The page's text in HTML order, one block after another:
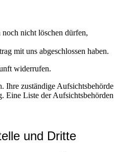
nicht löschen dürfen,
mit uns abgeschlossen haben.
widerrufen.
Ihre zuständige Aufsichtsbehörde
Eine Liste der Aufsichtsbehörden
und Dritte